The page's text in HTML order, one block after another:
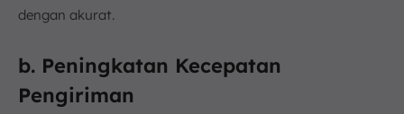
dengan akurat.
b. Peningkatan Kecepatan
Pengiriman